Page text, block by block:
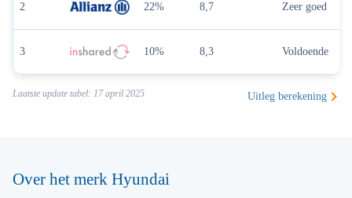
2 22% 8,7 Zeer goed
3 10% 8,3 Voldoende
Laatste update tabel: 17 april 2025 Uitleg berekening
Over het merk Hyundai